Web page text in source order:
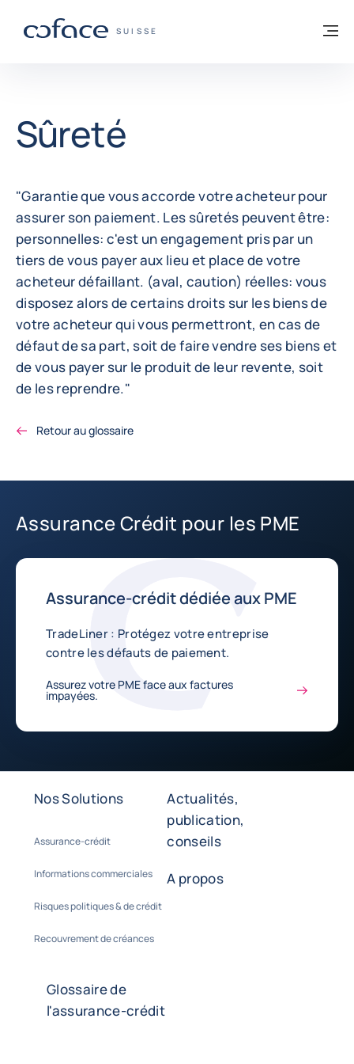
COFACE, FOR TRADE - PAGE D'ACCUEIL
SUISSE
Retour à la page d'accueil
Sûreté
"Garantie que vous accorde votre acheteur pour
assurer son paiement. Les sûretés peuvent être:
personnelles: c'est un engagement pris par un
tiers de vous payer aux lieu et place de votre
acheteur défaillant. (aval, caution) réelles: vous
disposez alors de certains droits sur les biens de
votre acheteur qui vous permettront, en cas de
défaut de sa part, soit de faire vendre ses biens et
de vous payer sur le produit de leur revente, soit
de les reprendre."
Retour au glossaire
Assurance Crédit pour les PME
Assurance-crédit dédiée aux PME
TradeLiner : Protégez votre entreprise
contre les défauts de paiement.
Assurez votre PME face aux factures
impayées.
Nos Solutions
Assurance-crédit
Informations commerciales
Risques politiques & de crédit
Recouvrement de créances
Actualités,
publication,
conseils
A propos
Glossaire de
l'assurance-crédit